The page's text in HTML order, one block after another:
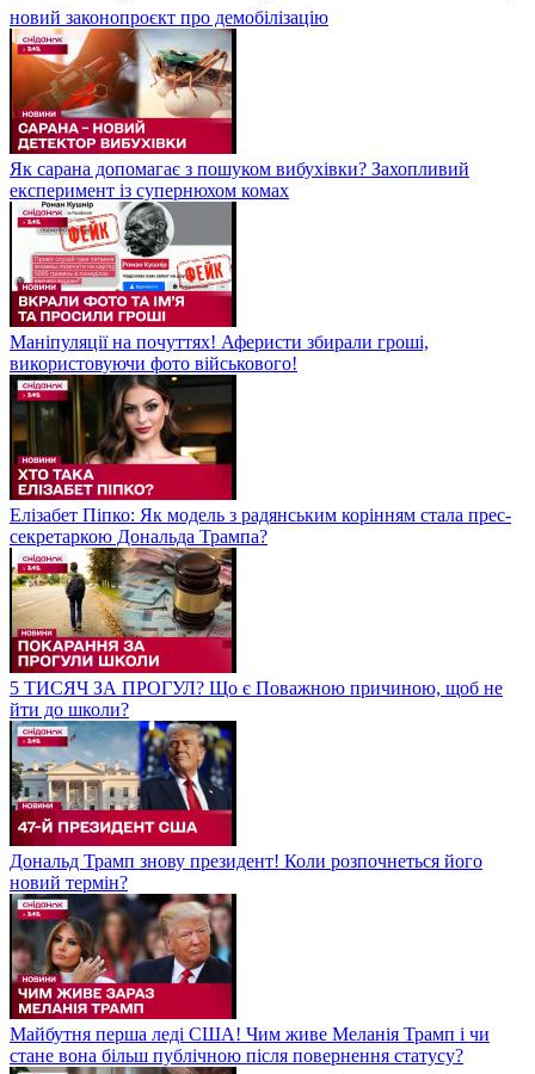
новий законопроєкт про демобілізацію
Як сарана допомагає з пошуком вибухівки? Захопливий
експеримент із супернюхом комах
Маніпуляції на почуттях! Аферисти збирали гроші,
використовуючи фото військового!
Елізабет Піпко: Як модель з радянським корінням стала прес-
секретаркою Дональда Трампа?
5 ТИСЯЧ ЗА ПРОГУЛ? Що є Поважною причиною, щоб не
йти до школи?
Дональд Трамп знову президент! Коли розпочнеться його
новий термін?
Майбутня перша леді США! Чим живе Меланія Трамп і чи
стане вона більш публічною після повернення статусу?